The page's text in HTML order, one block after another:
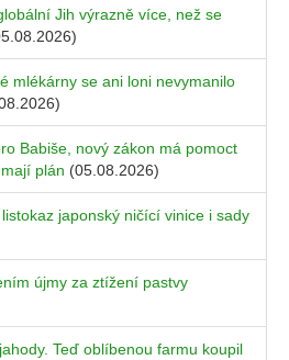
Jih výrazně více, než se
mlékárny se ani loni nevymanilo
Babiše, nový zákon má pomoct
plán (05.08.2026)
japonský ničící vinice i sady
újmy za ztížení pastvy
Teď oblíbenou farmu koupil